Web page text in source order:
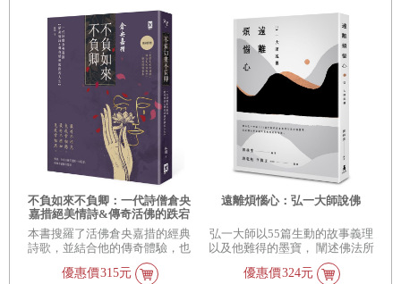
孩。所有人在童年都經歷過困
難，甚至是創傷。爲了保護自己
以及防備將來再受痛苦，我們嘗
試忘記從前的苦痛、不敢面對自
己的內在小孩。───回來照顧自
己吧，你內在的受傷小孩需要
你，你的痛苦需要你承認它的存
在。
不負如來不負卿：一代詩僧倉央
嘉措絕美情詩&傳奇活佛的跌宕
人生【佛說，你可以擁有世間一
切的愛，唯獨不能擁有愛情】
本書搜羅了活佛倉央嘉措的經典
詩歌，並結合他的傳奇體驗，也
帶領我們漫步於布達拉宮，從頭
認識這名聰穎的少年，如何在情
優惠價315元
遠離煩惱心：弘一大師說佛
弘一大師以55篇生動的故事義理
以及他難得的墨寶， 闡述佛法所
蘊藏的萬般奧祕和智慧。
優惠價324元